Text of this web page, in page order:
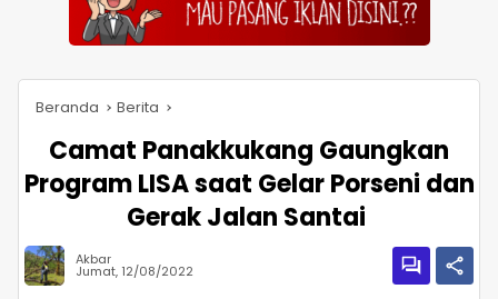
Beranda Berita
Camat Panakkukang Gaungkan
Program LISA saat Gelar Porseni dan
Gerak Jalan Santai
Akbar
Jumat, 12/08/2022